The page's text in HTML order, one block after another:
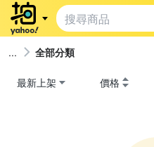
全部分類
最新上架 價格